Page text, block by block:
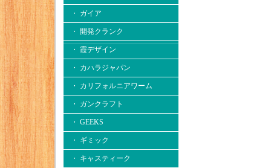
・ ガイア
・ 開発クランク
・ 霞デザイン
・ カハラジャパン
・ カリフォルニアワーム
・ ガンクラフト
・ GEEKS
・ ギミック
・ キャスティーク